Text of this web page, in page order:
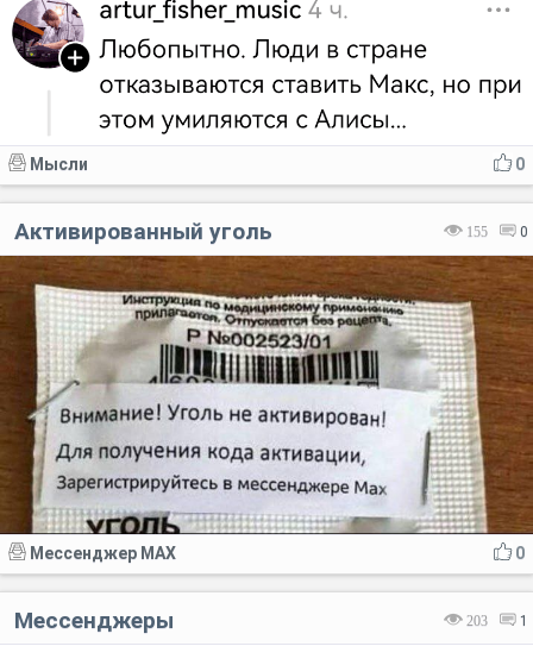
0
Мысли
155 0
Активированный уголь
0
Мессенджер MAX
203 1
Мессенджеры